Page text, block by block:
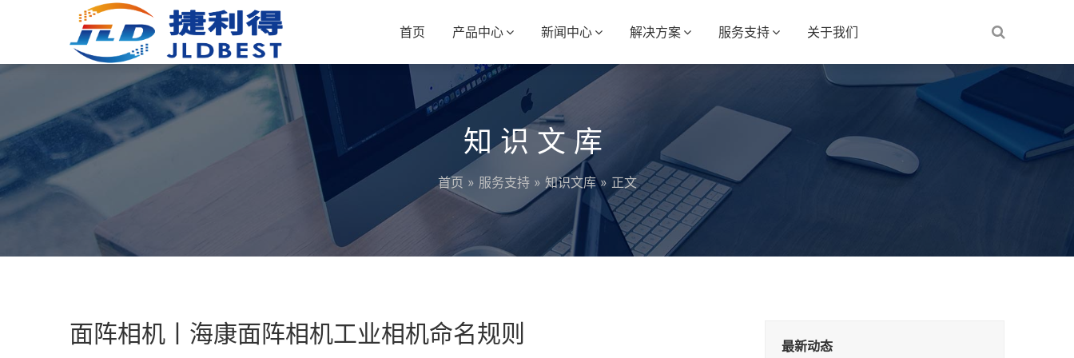
首页 产品中心 新闻中心 解决方案 服务支持 关于我们
知识文库
首页 » 服务支持» 知识文库» 正文
面阵相机丨海康面阵相机工业相机命名规则 最新动态